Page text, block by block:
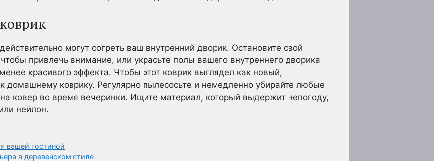
могут согреть ваш внутренний дворик. Остановите свой
привлечь внимание, или украсьте полы вашего внутреннего дворика
красивого эффекта. Чтобы этот коврик выглядел как новый,
домашнему коврику. Регулярно пылесосьте и немедленно убирайте любые
ковер во время вечеринки. Ищите материал, который выдержит непогоду,
нейлон.
вашей гостиной
в деревенском стиле